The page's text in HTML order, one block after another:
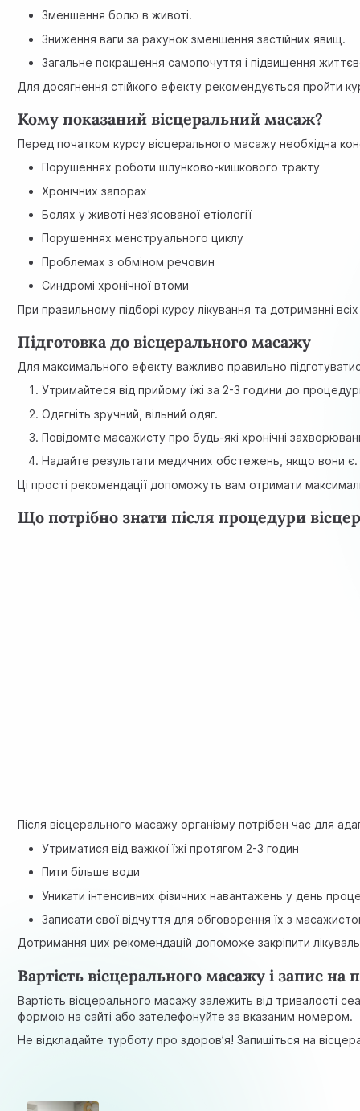
Зменшення болю в животі.
Зниження ваги за рахунок зменшення застійних явищ.
Загальне покращення самопочуття і підвищення
Для досягнення стійкого ефекту рекомендується пройти
Кому показаний вісцеральний масаж?
Перед початком курсу вісцерального масажу необхідна
Порушеннях роботи шлунково-кишкового тракту
Хронічних запорах
Болях у животі нез’ясованої етіології
Порушеннях менструального циклу
Проблемах з обміном речовин
Синдромі хронічної втоми
При правильному підборі курсу лікування та дотриманні
Підготовка до вісцерального масажу
Для максимального ефекту важливо правильно
Утримайтеся від прийому їжі за 2-3 години до
Одягніть зручний, вільний одяг.
Повідомте масажисту про будь-які хронічні
Надайте результати медичних обстежень, якщо вони є.
Ці прості рекомендації допоможуть вам отримати
Що потрібно знати після процедури
Після вісцерального масажу організму потрібен час для
Утриматися від важкої їжі протягом 2-3 годин
Пити більше води
Уникати інтенсивних фізичних навантажень у день
Записати свої відчуття для обговорення їх з
Дотримання цих рекомендацій допоможе закріпити
Вартість вісцерального масажу і запис на
Вартість вісцерального масажу залежить від тривалості
формою на сайті або зателефонуйте за вказаним номером.
Не відкладайте турботу про здоров’я! Запишіться на